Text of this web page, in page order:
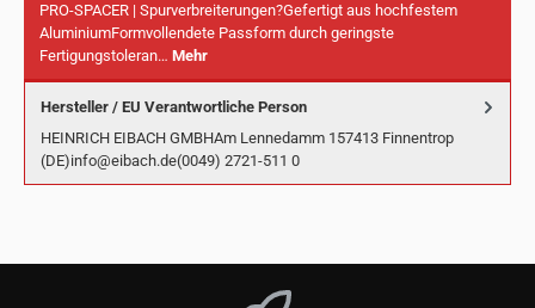
PRO-SPACER | Spurverbreiterungen?Gefertigt aus hochfestem
AluminiumFormvollendete Passform durch geringste
Fertigungstoleran… Mehr
Hersteller / EU Verantwortliche Person
HEINRICH EIBACH GMBHAm Lennedamm 157413 Finnentrop
(DE)info@eibach.de(0049) 2721-511 0